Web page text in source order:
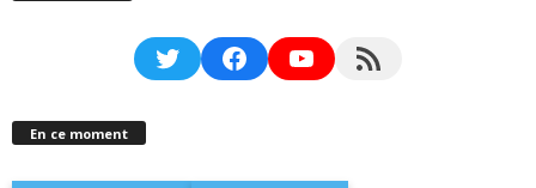
TwitterFacebookYouTubeRSS Feed
En ce moment